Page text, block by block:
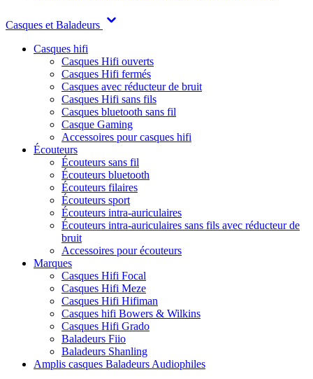
Casques et Baladeurs
Casques hifi
Casques Hifi ouverts
Casques Hifi fermés
Casques avec réducteur de bruit
Casques Hifi sans fils
Casques bluetooth sans fil
Casque Gaming
Accessoires pour casques hifi
Écouteurs
Écouteurs sans fil
Écouteurs bluetooth
Écouteurs filaires
Écouteurs sport
Écouteurs intra-auriculaires
Écouteurs intra-auriculaires sans fils avec réducteur de
bruit
Accessoires pour écouteurs
Marques
Casques Hifi Focal
Casques Hifi Meze
Casques Hifi Hifiman
Casques hifi Bowers & Wilkins
Casques Hifi Grado
Baladeurs Fiio
Baladeurs Shanling
Amplis casques Baladeurs Audiophiles